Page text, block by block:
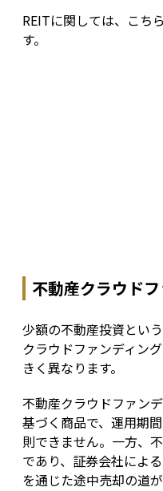
REITに関しては、こち
す。
不動産クラウド
少額の不動産投資とい
クラウドファンディン
きく異なります。
不動産クラウドファン
基づく商品で、運用期
則できません。一方、
であり、証券会社によ
を通じた途中売却の道